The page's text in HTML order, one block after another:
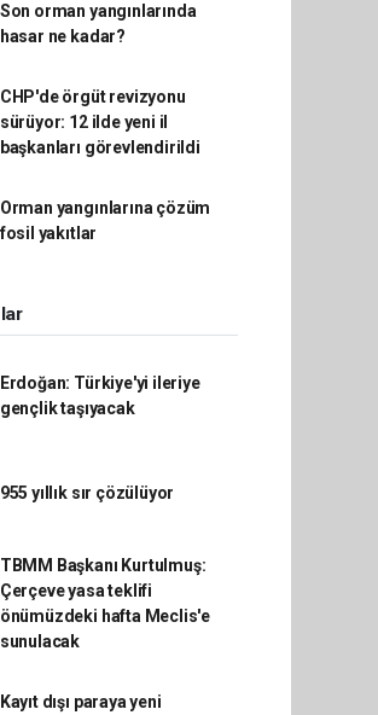
Son orman yangınlarında
hasar ne kadar?
CHP'de örgüt revizyonu
sürüyor: 12 ilde yeni il
başkanları görevlendirildi
Orman yangınlarına çözüm
fosil yakıtlar
Erdoğan: Türkiye'yi ileriye
gençlik taşıyacak
955 yıllık sır çözülüyor
TBMM Başkanı Kurtulmuş:
Çerçeve yasa teklifi
önümüzdeki hafta Meclis'e
sunulacak
Kayıt dışı paraya yeni